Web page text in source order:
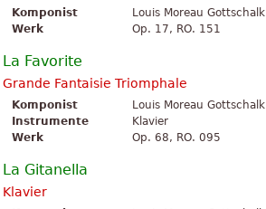
Komponist
Louis Moreau Gottschalk
Werk
Op. 17, RO. 151
La Favorite
Grande Fantaisie Triomphale
Komponist
Louis Moreau Gottschalk
Instrumente
Klavier
Werk
Op. 68, RO. 095
La Gitanella
Klavier